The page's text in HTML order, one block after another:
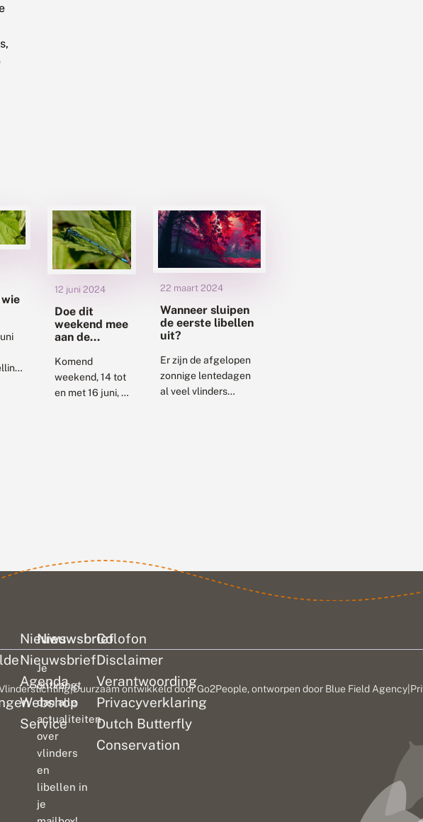
12 juni 2024
Doe dit
weekend mee
aan de
in je tuin
Komend
weekend, 14 tot
en met 16 juni, is
22 maart 2024
Wanneer sluipen
de eerste libellen
uit?
Er zijn de afgelopen
zonnige lentedagen
al veel vlinders
Nieuws
Nieuwsbrief
Agenda
Webshop
Service
Colofon
Disclaimer
Verantwoording
Privacyverklaring
Dutch Butterfly
Conservation
Nieuwsbrief
Je
ontvangt
dan alle
actualiteiten
over
vlinders
en
libellen in
je
|Duurzaam ontwikkeld doorGo2People, ontworpen door Blue Field Agency